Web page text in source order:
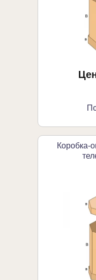
Коробка-